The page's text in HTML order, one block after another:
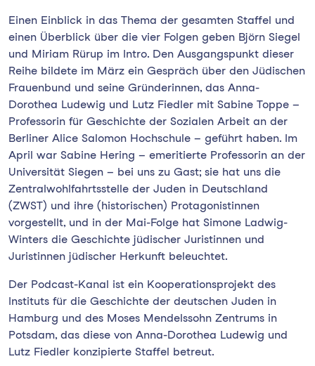
Einen Einblick in das Thema der gesamten Staffel und
einen Überblick über die vier Folgen geben Björn Siegel
und Miriam Rürup im Intro. Den Ausgangspunkt dieser
Reihe bildete im März ein Gespräch über den Jüdischen
Frauenbund und seine Gründerinnen, das Anna-
Dorothea Ludewig und Lutz Fiedler mit Sabine Toppe –
Professorin für Geschichte der Sozialen Arbeit an der
Berliner Alice Salomon Hochschule – geführt haben. Im
April war Sabine Hering – emeritierte Professorin an der
Universität Siegen – bei uns zu Gast; sie hat uns die
Zentralwohlfahrtsstelle der Juden in Deutschland
(ZWST) und ihre (historischen) Protagonistinnen
vorgestellt, und in der Mai-Folge hat Simone Ladwig-
Winters die Geschichte jüdischer Juristinnen und
Juristinnen jüdischer Herkunft beleuchtet.
Der Podcast-Kanal ist ein Kooperationsprojekt des
Instituts für die Geschichte der deutschen Juden in
Hamburg und des Moses Mendelssohn Zentrums in
Potsdam, das diese von Anna-Dorothea Ludewig und
Lutz Fiedler konzipierte Staffel betreut.